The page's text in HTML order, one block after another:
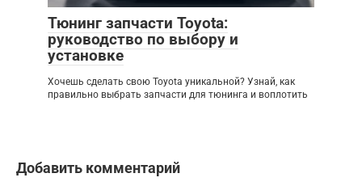
Тюнинг запчасти Toyota:
руководство по выбору и
установке
Хочешь сделать свою Toyota уникальной? Узнай, как
правильно выбрать запчасти для тюнинга и воплотить
Добавить комментарий